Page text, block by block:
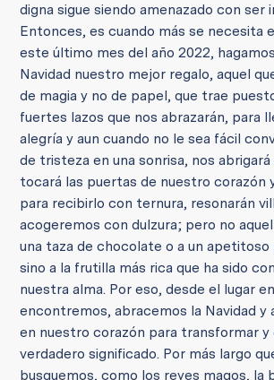
digna sigue siendo amenazado con ser
Entonces, es cuando más se necesita
este último mes del año 2022,
Navidad nuestro mejor regalo, aquel
de magia y no de papel, que trae
fuertes lazos que nos abrazarán, para
alegría y aun cuando no le sea fácil
de tristeza en una sonrisa, nos
tocará las puertas de nuestro corazón
para recibirlo con ternura, resonarán
acogeremos con dulzura; pero no
una taza de chocolate o a un apetitoso
sino a la frutilla más rica que ha sido
nuestra alma. Por eso, desde el lugar
encontremos, abracemos la Navidad y
en nuestro corazón para transformar y
verdadero significado. Por más largo
busquemos, como los reyes magos, la